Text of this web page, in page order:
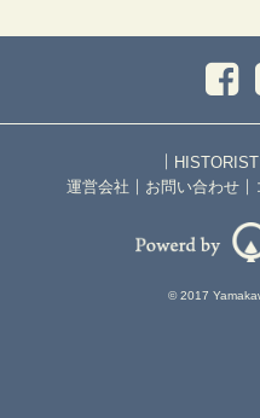
｜
運営会社 ｜ お問い合わせ ｜
© 2017